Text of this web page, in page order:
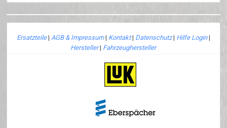
Ersatzteile| AGB & Impressum| Kontakt| Datenschutz| Hilfe Login|
Hersteller| Fahrzeughersteller